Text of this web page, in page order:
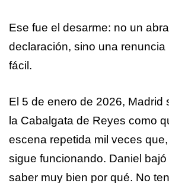
Ese fue el desarme: no un
declaración, sino una renuncia
fácil.
El 5 de enero de 2026, Madrid
la Cabalgata de Reyes como
escena repetida mil veces
sigue funcionando. Daniel
saber muy bien por qué. No